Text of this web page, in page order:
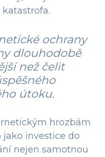
ochrany
dlouhodobě
než čelit
útoku.
hrozbám
investice do
nejen samotnou